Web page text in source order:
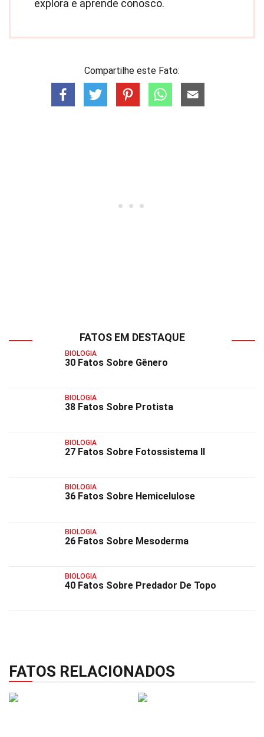
explora e aprende conosco.
Compartilhe este Fato:
FATOS EM DESTAQUE
BIOLOGIA
30 Fatos Sobre Gênero
BIOLOGIA
38 Fatos Sobre Protista
BIOLOGIA
27 Fatos Sobre Fotossistema II
BIOLOGIA
36 Fatos Sobre Hemicelulose
BIOLOGIA
26 Fatos Sobre Mesoderma
BIOLOGIA
40 Fatos Sobre Predador De Topo
FATOS RELACIONADOS